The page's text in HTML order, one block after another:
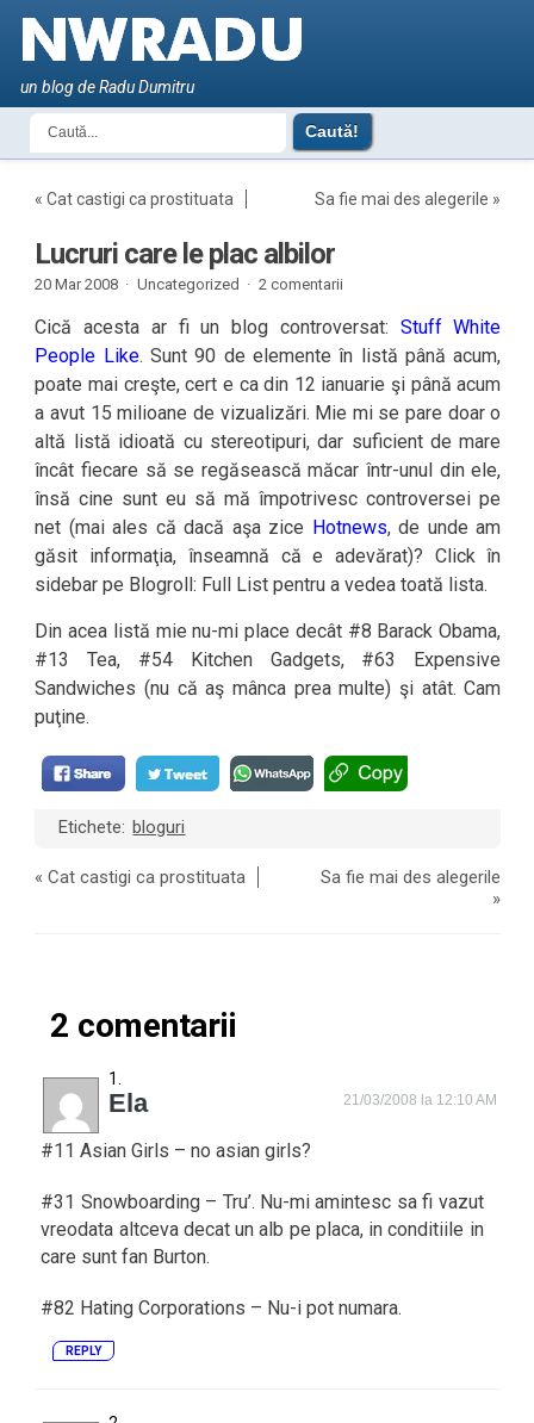
un blog de Radu Dumitru
«Cat castigi ca prostituata Sa fie mai des alegerile »
Lucruri care le plac albilor
20 Mar 2008 · Uncategorized · 2 comentarii
Cică acesta ar fi un blog controversat: Stuff White
People Like. Sunt 90 de elemente în listă până acum,
poate mai creşte, cert e ca din 12 ianuarie şi până acum
a avut 15 milioane de vizualizări. Mie mi se pare doar o
altă listă idioată cu stereotipuri, dar suficient de mare
încât fiecare să se regăsească măcar într-unul din ele,
însă cine sunt eu să mă împotrivesc controversei pe
net (mai ales că dacă aşa zice Hotnews, de unde am
găsit informaţia, înseamnă că e adevărat)? Click în
sidebar pe Blogroll: Full List pentru a vedea toată lista.
Din acea listă mie nu-mi place decât #8 Barack Obama,
#13 Tea, #54 Kitchen Gadgets, #63 Expensive
Sandwiches (nu că aş mânca prea multe) şi atât. Cam
puţine.
Etichete: bloguri
«Cat castigi ca prostituata
Sa fie mai des alegerile
»
2 comentarii
Ela 21/03/2008 la 12:10 AM
#11 Asian Girls – no asian girls?
#31 Snowboarding – Tru’. Nu-mi amintesc sa fi vazut
vreodata altceva decat un alb pe placa, in conditiile in
care sunt fan Burton.
#82 Hating Corporations – Nu-i pot numara.
REPLY